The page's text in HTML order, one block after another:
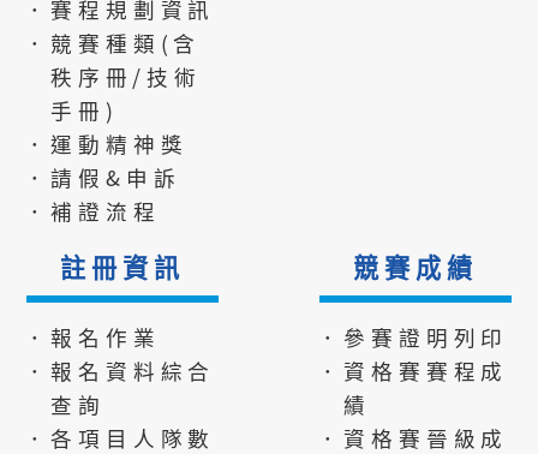
．賽程規劃資訊
．競賽種類(含
秩序冊/技術
手冊)
．運動精神獎
．請假&申訴
．補證流程
註冊資訊
．報名作業
．報名資料綜合
查詢
．各項目人隊數
競賽成績
．參賽證明列印
．資格賽賽程成
績
．資格賽晉級成